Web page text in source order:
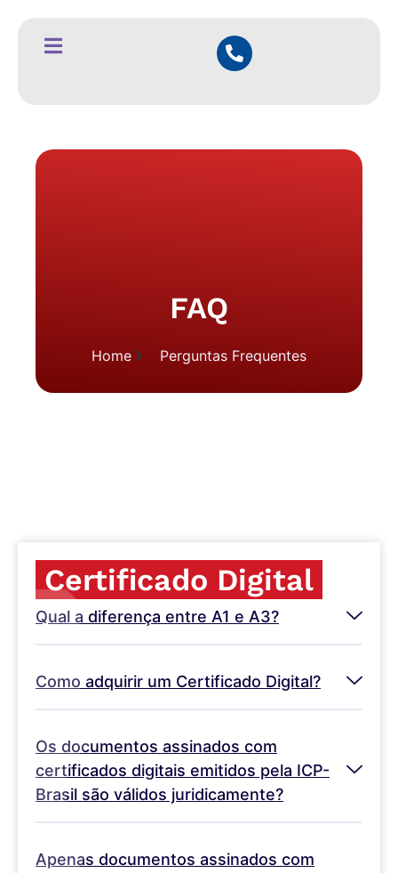
FAQ
Home Perguntas Frequentes
Certificado Digital
Qual a diferença entre A1 e A3?
Como adquirir um Certificado Digital?
Os documentos assinados com
certificados digitais emitidos pela ICP-
Brasil são válidos juridicamente?
Apenas documentos assinados com